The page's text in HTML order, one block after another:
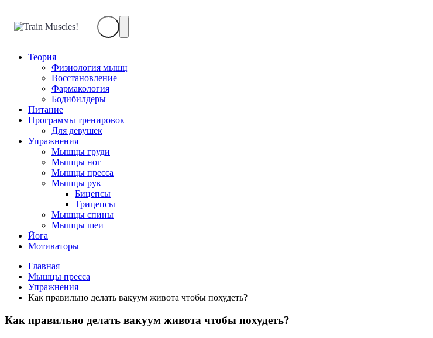
Train
Теория
Физиология мышц
Восстановление
Фармакология
Бодибилдеры
Питание
Программы тренировок
Для девушек
Упражнения
Мышцы груди
Мышцы ног
Мышцы пресса
Мышцы рук
Бицепсы
Трицепсы
Мышцы спины
Мышцы шеи
Йога
Мотиваторы
Главная
Мышцы пресса
Упражнения
Как правильно делать вакуум живота чтобы похудеть?
Как правильно делать вакуум живота чтобы похудеть?